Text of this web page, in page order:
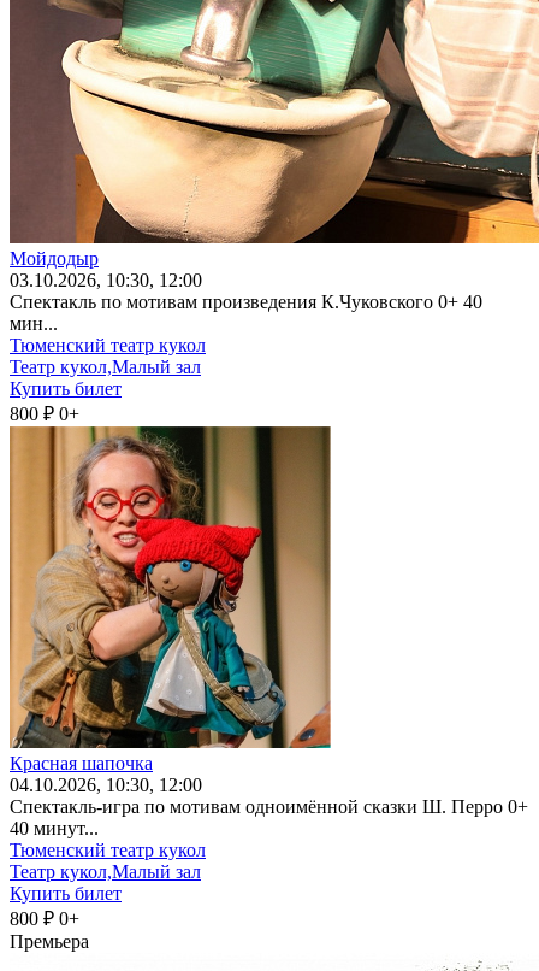
Мойдодыр
03.10.2026, 10:30, 12:00
Спектакль по мотивам произведения К.Чуковского 0+ 40
мин...
Тюменский театр кукол
Театр кукол,Малый зал
Купить билет
800 ₽ 0+
Красная шапочка
04.10.2026, 10:30, 12:00
Спектакль-игра по мотивам одноимённой сказки Ш. Перро 0+
40 минут...
Тюменский театр кукол
Театр кукол,Малый зал
Купить билет
800 ₽ 0+
Премьера